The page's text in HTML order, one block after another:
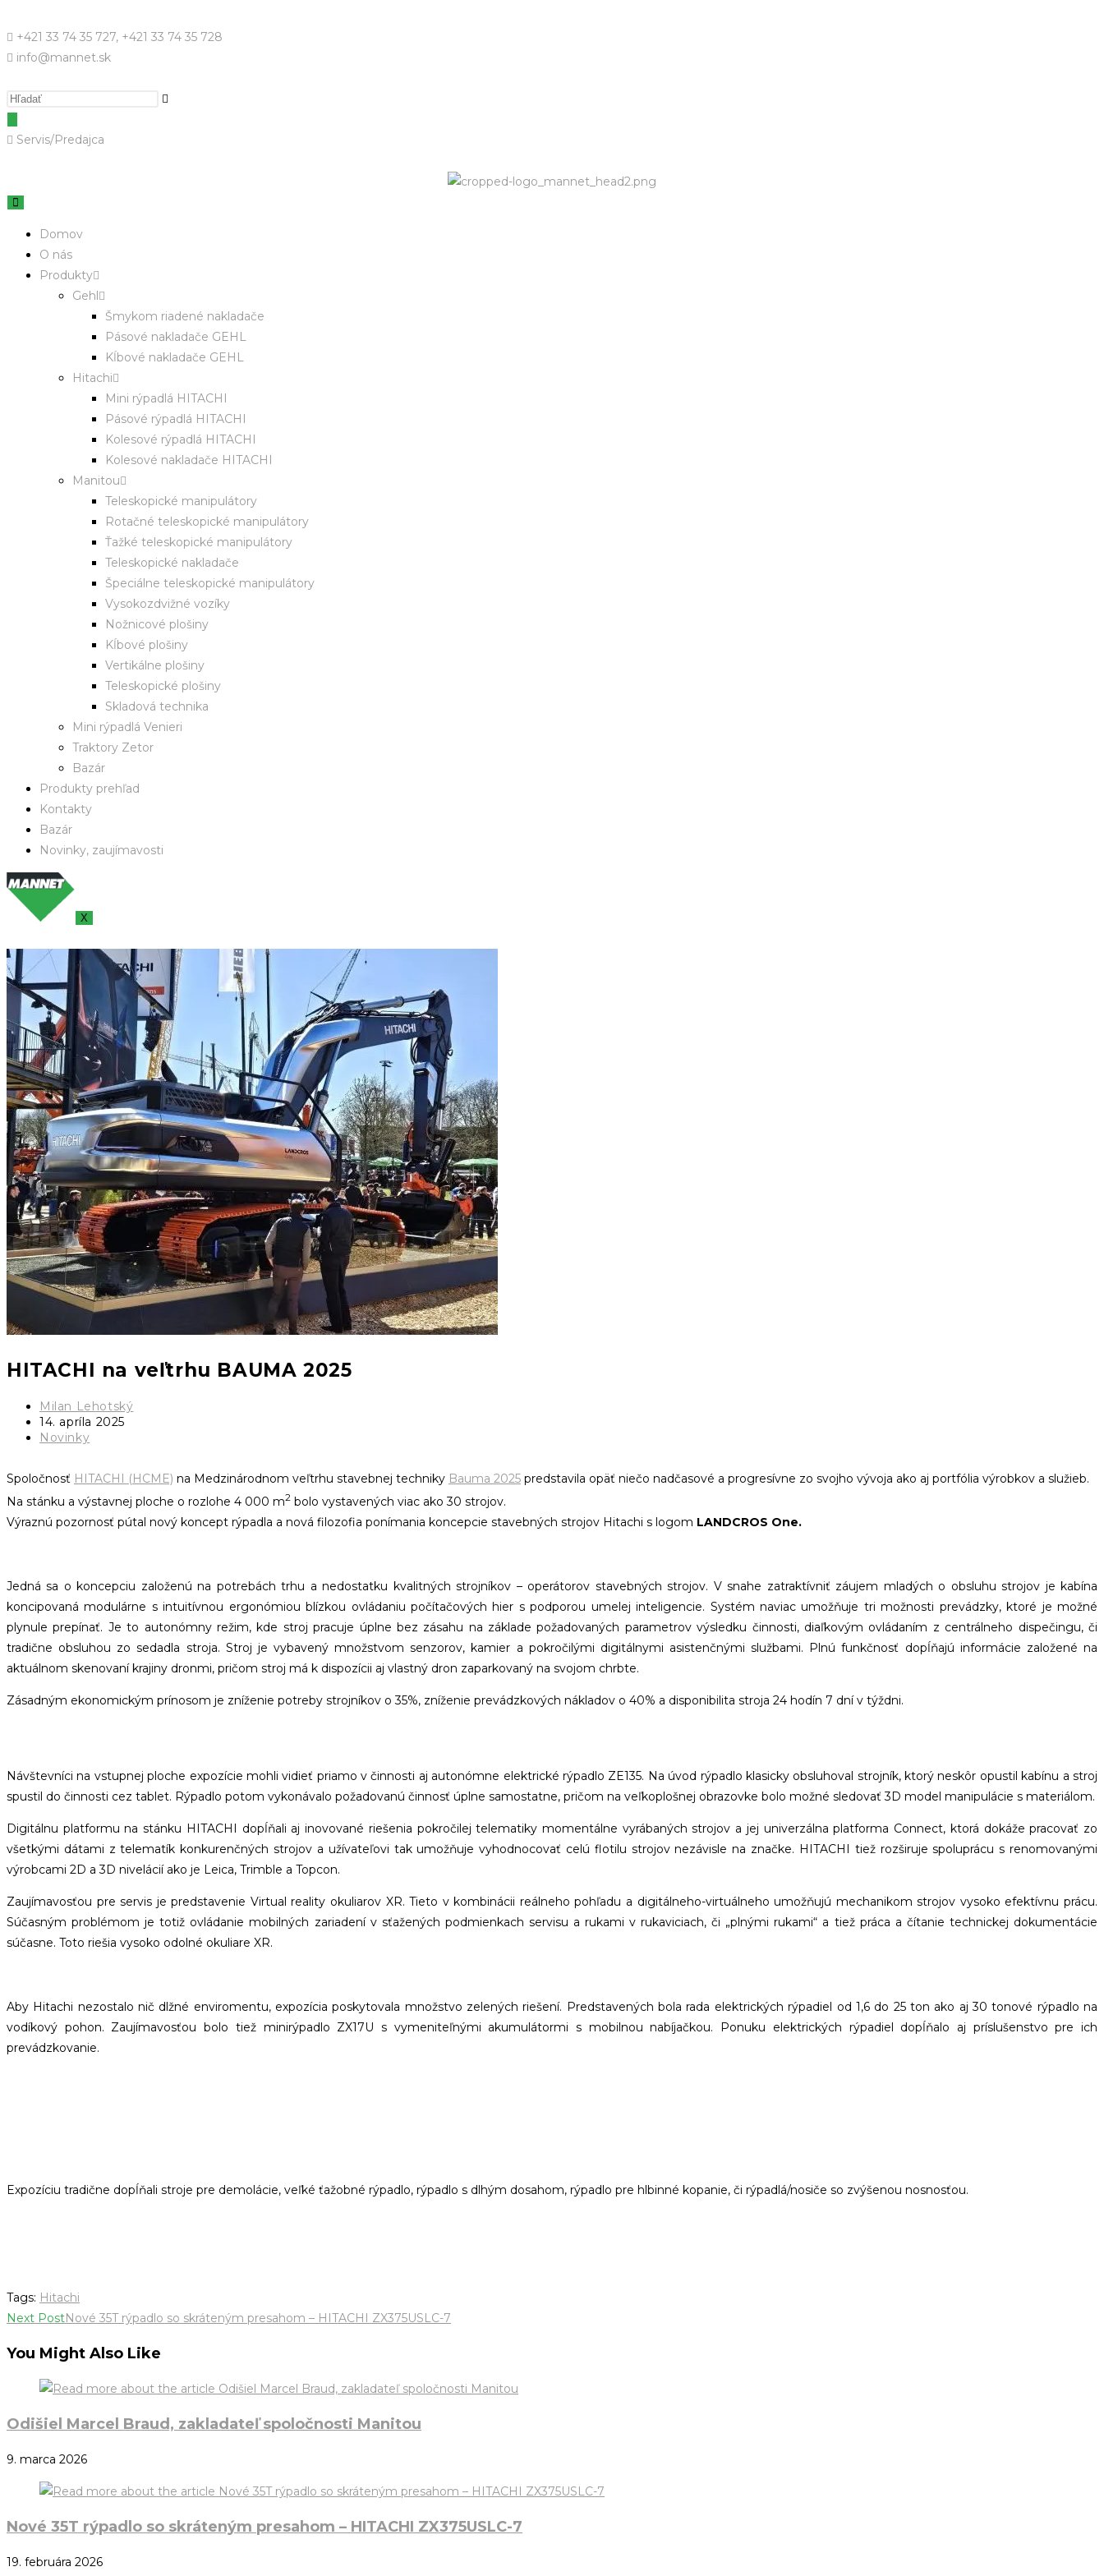
+421 33 74 35 727, +421 33 74 35 728
info@mannet.sk
Servis/Predajca
Domov
O nás
Produkty
Gehl
Šmykom riadené nakladače
Pásové nakladače GEHL
Kĺbové nakladače GEHL
Hitachi
Mini rýpadlá HITACHI
Pásové rýpadlá HITACHI
Kolesové rýpadlá HITACHI
Kolesové nakladače HITACHI
Manitou
Teleskopické manipulátory
Rotačné teleskopické manipulátory
Ťažké teleskopické manipulátory
Teleskopické nakladače
Špeciálne teleskopické manipulátory
Vysokozdvižné vozíky
Nožnicové plošiny
Kĺbové plošiny
Vertikálne plošiny
Teleskopické plošiny
Skladová technika
Mini rýpadlá Venieri
Traktory Zetor
Bazár
Produkty prehľad
Kontakty
Bazár
Novinky, zaujímavosti
X
HITACHI na veľtrhu BAUMA 2025
Milan Lehotský
14. apríla 2025
Novinky
Spoločnosť HITACHI (HCME) na Medzinárodnom veľtrhu stavebnej techniky Bauma 2025 predstavila opäť niečo nadčasové a progresívne zo svojho vývoja ako aj portfólia výrobkov a služieb.
Na stánku a výstavnej ploche o rozlohe 4 000 m2 bolo vystavených viac ako 30 strojov.
Výraznú pozornosť pútal nový koncept rýpadla a nová filozofia ponímania koncepcie stavebných strojov Hitachi s logom LANDCROS One.
Jedná sa o koncepciu založenú na potrebách trhu a nedostatku kvalitných strojníkov – operátorov stavebných strojov. V snahe zatraktívniť záujem mladých o obsluhu strojov je kabína
koncipovaná modulárne s intuitívnou ergonómiou blízkou ovládaniu počítačových hier s podporou umelej inteligencie. Systém naviac umožňuje tri možnosti prevádzky, ktoré je možné
plynule prepínať. Je to autonómny režim, kde stroj pracuje úplne bez zásahu na základe požadovaných parametrov výsledku činnosti, diaľkovým ovládaním z centrálneho dispečingu, či
tradične obsluhou zo sedadla stroja. Stroj je vybavený množstvom senzorov, kamier a pokročilými digitálnymi asistenčnými službami. Plnú funkčnosť dopĺňajú informácie založené na
aktuálnom skenovaní krajiny dronmi, pričom stroj má k dispozícii aj vlastný dron zaparkovaný na svojom chrbte.
Zásadným ekonomickým prínosom je zníženie potreby strojníkov o 35%, zníženie prevádzkových nákladov o 40% a disponibilita stroja 24 hodín 7 dní v týždni.
Návštevníci na vstupnej ploche expozície mohli vidieť priamo v činnosti aj autonómne elektrické rýpadlo ZE135. Na úvod rýpadlo klasicky obsluhoval strojník, ktorý neskôr opustil kabínu a stroj
spustil do činnosti cez tablet. Rýpadlo potom vykonávalo požadovanú činnosť úplne samostatne, pričom na veľkoplošnej obrazovke bolo možné sledovať 3D model manipulácie s materiálom.
Digitálnu platformu na stánku HITACHI dopĺňali aj inovované riešenia pokročilej telematiky momentálne vyrábaných strojov a jej univerzálna platforma Connect, ktorá dokáže pracovať zo
všetkými dátami z telematík konkurenčných strojov a užívateľovi tak umožňuje vyhodnocovať celú flotilu strojov nezávisle na značke. HITACHI tiež rozširuje spoluprácu s renomovanými
výrobcami 2D a 3D nivelácií ako je Leica, Trimble a Topcon.
Zaujímavosťou pre servis je predstavenie Virtual reality okuliarov XR. Tieto v kombinácii reálneho pohľadu a digitálneho-virtuálneho umožňujú mechanikom strojov vysoko efektívnu prácu.
Súčasným problémom je totiž ovládanie mobilných zariadení v sťažených podmienkach servisu a rukami v rukaviciach, či „plnými rukami“ a tiež práca a čítanie technickej dokumentácie
súčasne. Toto riešia vysoko odolné okuliare XR.
Aby Hitachi nezostalo nič dlžné enviromentu, expozícia poskytovala množstvo zelených riešení. Predstavených bola rada elektrických rýpadiel od 1,6 do 25 ton ako aj 30 tonové rýpadlo na
vodíkový pohon. Zaujímavosťou bolo tiež minirýpadlo ZX17U s vymeniteľnými akumulátormi s mobilnou nabíjačkou. Ponuku elektrických rýpadiel dopĺňalo aj príslušenstvo pre ich
prevádzkovanie.
Expozíciu tradične dopĺňali stroje pre demolácie, veľké ťažobné rýpadlo, rýpadlo s dlhým dosahom, rýpadlo pre hlbinné kopanie, či rýpadlá/nosiče so zvýšenou nosnosťou.
Tags: Hitachi
Next PostNové 35T rýpadlo so skráteným presahom – HITACHI ZX375USLC-7
You Might Also Like
Odišiel Marcel Braud, zakladateľ spoločnosti Manitou
9. marca 2026
Nové 35T rýpadlo so skráteným presahom – HITACHI ZX375USLC-7
19. februára 2026